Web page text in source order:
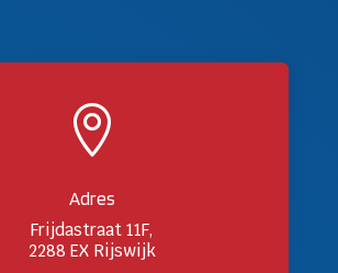

Adres
Frijdastraat 11F,
2288 EX Rijswijk